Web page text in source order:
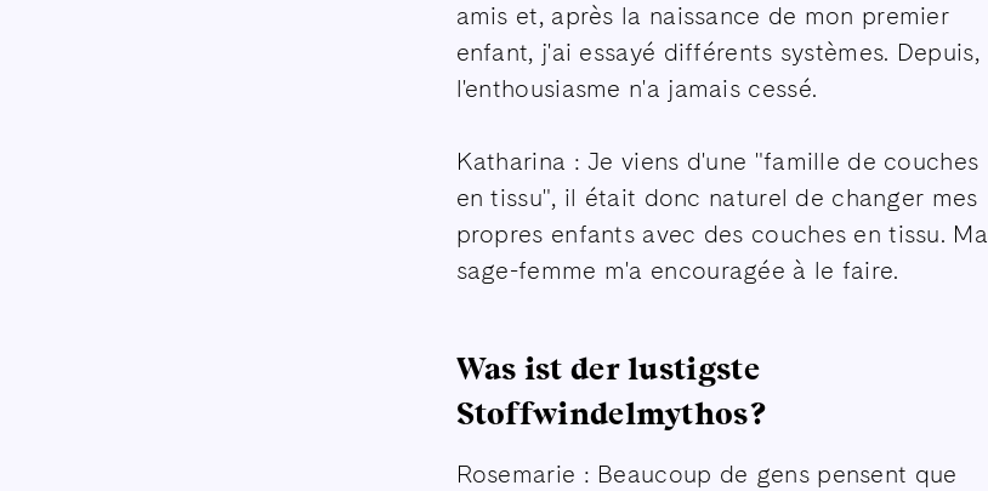
amis et, après la naissance de mon premier
enfant, j'ai essayé différents systèmes. Depuis,
l'enthousiasme n'a jamais cessé.
Katharina : Je viens d'une "famille de couches
en tissu", il était donc naturel de changer mes
propres enfants avec des couches en tissu. Ma
sage-femme m'a encouragée à le faire.
Was ist der lustigste
Stoffwindelmythos?
Rosemarie : Beaucoup de gens pensent que